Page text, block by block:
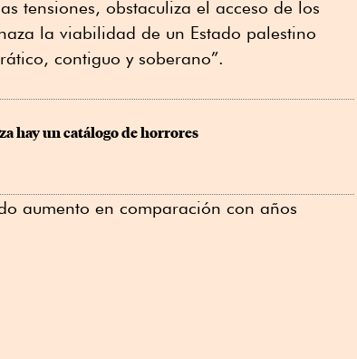
tensiones, obstaculiza el acceso de los
la viabilidad de un Estado palestino
contiguo y soberano”.
hay un catálogo de horrores
aumento en comparación con años